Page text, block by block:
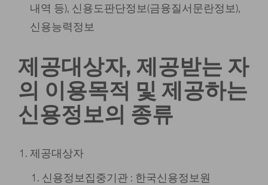
내역 등), 신용도판단정보(금융질서문란정보),
신용능력정보
제공대상자, 제공받는 자
의 이용목적 및 제공하는
신용정보의 종류
제공대상자
신용정보집중기관 : 한국신용정보원